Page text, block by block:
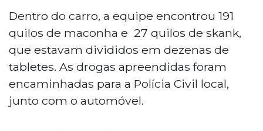
Dentro do carro, a equipe encontrou 191
quilos de maconha e 27 quilos de skank,
que estavam divididos em dezenas de
tabletes. As drogas apreendidas foram
encaminhadas para a Polícia Civil local,
junto com o automóvel.